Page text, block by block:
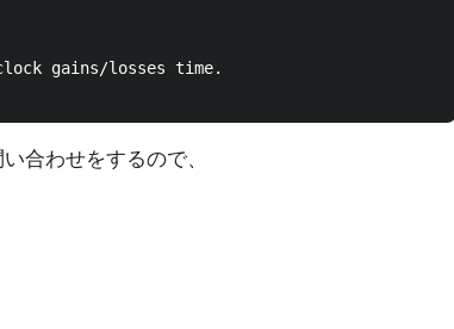
gains/losses time.
合わせをするので、